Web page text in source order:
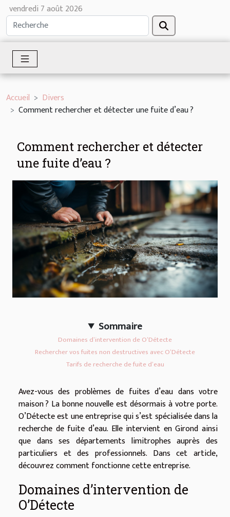
vendredi 7 août 2026
Accueil
Divers
Comment rechercher et détecter une fuite d’eau ?
Comment rechercher et détecter
une fuite d’eau ?
Sommaire
Domaines d’intervention de O’Détecte
Rechercher vos fuites non destructives avec O’Détecte
Tarifs de recherche de fuite d’eau
Avez-vous des problèmes de fuites d’eau dans votre
maison ? La bonne nouvelle est désormais à votre porte.
O’Détecte est une entreprise qui s’est spécialisée dans la
recherche de fuite d’eau. Elle intervient en Girond ainsi
que dans ses départements limitrophes auprès des
particuliers et des professionnels. Dans cet article,
découvrez comment fonctionne cette entreprise.
Domaines d’intervention de
O’Détecte